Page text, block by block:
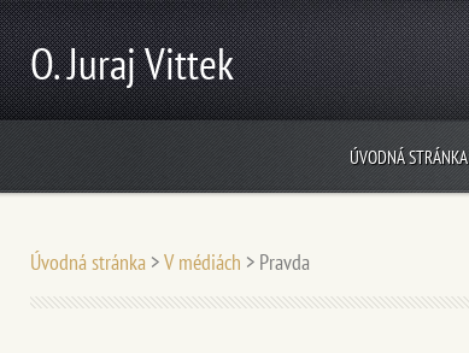
O. Juraj Vittek
ÚVODNÁ STRÁNKA
Úvodná stránka >V médiách > Pravda